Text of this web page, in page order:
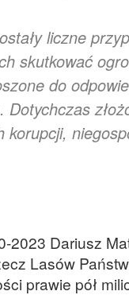
liczne
skutkować
do
Dariusz
Lasów
prawie pół